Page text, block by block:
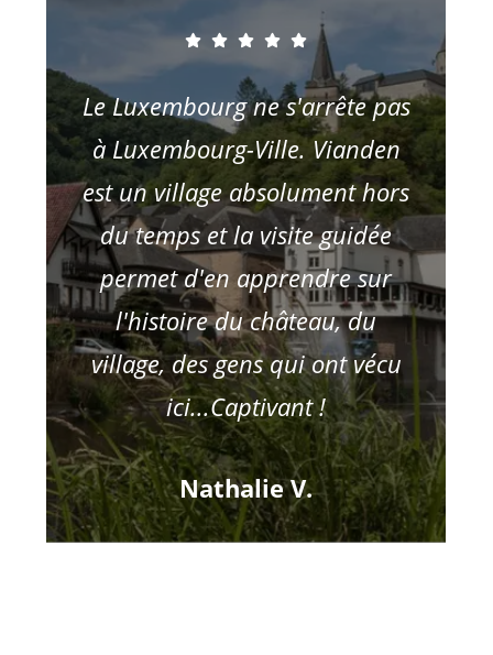
Le Luxembourg ne s'arrête pas
à Luxembourg-Ville. Vianden
est un village absolument hors
du temps et la visite guidée
permet d'en apprendre sur
l'histoire du château, du
village, des gens qui ont vécu
ici...Captivant !
Nathalie V.